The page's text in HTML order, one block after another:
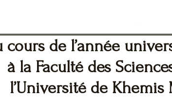
cours de l’année
à la Faculté des
l’Université de